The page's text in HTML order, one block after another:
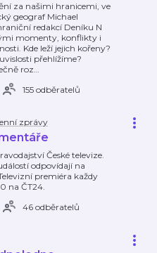
za našimi hranicemi, ve
geograf Michael
redakcí Deníku N
momenty, konflikty i
Kde leží jejich kořeny?
přehlížíme?
roz…
155 odběratelů
zprávy
České televize.
odpovídají na
premiéra každy
na ČT24.
46 odběratelů